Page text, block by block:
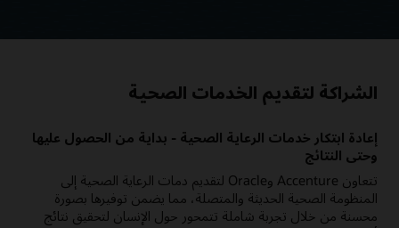
الشراكة لتقديم الخدمات الصحية
إعادة ابتكار خدمات الرعاية الصحية - بداية من الحصول عليها
وحتى النتائج
تتعاون Accenture وOracle لتقديم دمات الرعاية الصحية إلى
المنظومة الصحية الحديثة والمتصلة، مما يضمن توفيرها بصورة
محسنة من خلال تجربة شاملة تتمحور حول الإنسان لتحقيق نتائج